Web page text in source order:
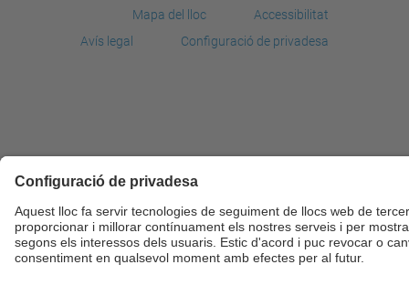
Mapa del lloc
Accessibilitat
Avís legal
Configuració de privadesa